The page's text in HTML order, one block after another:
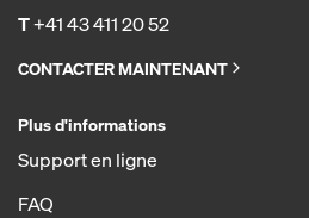
T+41 43 411 20 52
CONTACTER MAINTENANT
Plus d'informations
Support en ligne
FAQ